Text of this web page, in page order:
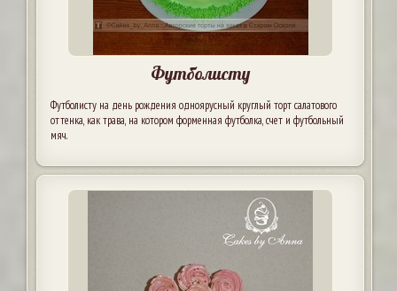
Футболисту
Футболисту на день рождения одноярусный круглый торт салатового
оттенка, как трава, на котором форменная футболка, счет и футбольный
мяч.